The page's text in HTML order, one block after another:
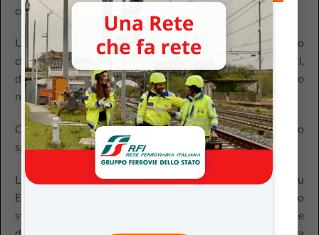
culturale e sociale della loro comunità.
Un compito non facile: se da una parte è importantissimo
che ragazze e ragazzi facciano propri questi concetti,
dall’altra la corposità delle informazioni da indirizzare loro
non è indifferente.
Come rendere più accattivante e coinvolgente questo
specifico argomento?
La didattica digitale può essere una soluzione: su
EducazioneDigitale.it è attivo
, il percorso
sviluppato per il Dipartimento per le Politiche europee